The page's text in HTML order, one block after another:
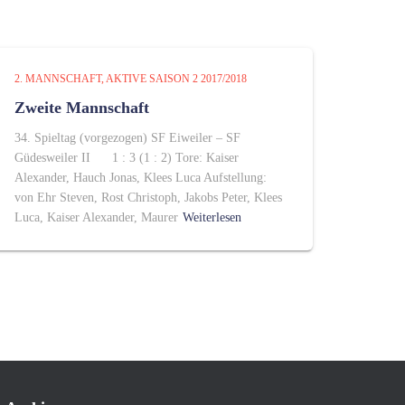
2. MANNSCHAFT AKTIVE SAISON 2 2017/2018
Zweite Mannschaft
34. Spieltag (vorgezogen) SF Eiweiler – SF
Güdesweiler II 1 : 3 (1 : 2) Tore: Kaiser
Alexander, Hauch Jonas, Klees Luca Aufstellung:
von Ehr Steven, Rost Christoph, Jakobs Peter, Klees
Luca, Kaiser Alexander, Maurer Weiterlesen